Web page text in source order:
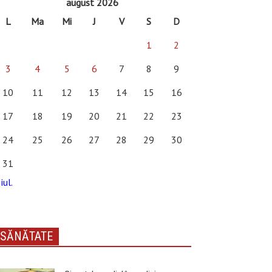
august 2026
L
Ma Mi J V S
D
1
2
3
4 5 6 7 8
9
10
11 12 13 14 15
16
17
18 19 20 21 22
23
24
25 26 27 28 29
30
31
SĂNĂTATE